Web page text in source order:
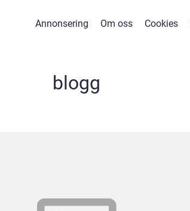
Annonsering Om oss Cookies
blogg